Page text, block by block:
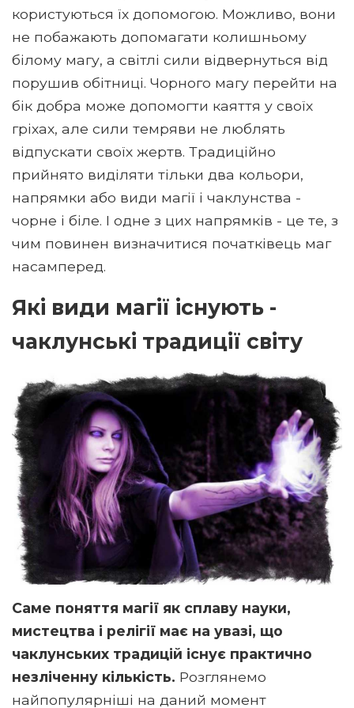
користуються їх допомогою. Можливо, вони
не побажають допомагати колишньому
білому магу, а світлі сили відвернуться від
порушив обітниці. Чорного магу перейти на
бік добра може допомогти каяття у своїх
гріхах, але сили темряви не люблять
відпускати своїх жертв. Традиційно
прийнято виділяти тільки два кольори,
напрямки або види магії і чаклунства -
чорне і біле. І одне з цих напрямків - це те, з
чим повинен визначитися початківець маг
насамперед.
Які види магії існують -
чаклунські традиції світу
Саме поняття магії як сплаву науки,
мистецтва і релігії має на увазі, що
чаклунських традицій існує практично
незліченну кількість. Розглянемо
найпопулярніші на даний момент